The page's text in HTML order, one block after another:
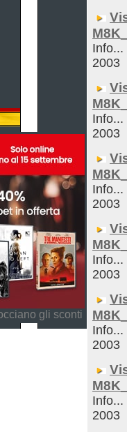
gli sconti
Info...
2003
Info...
2003
Info...
2003
Info...
2003
Info...
2003
Info...
2003